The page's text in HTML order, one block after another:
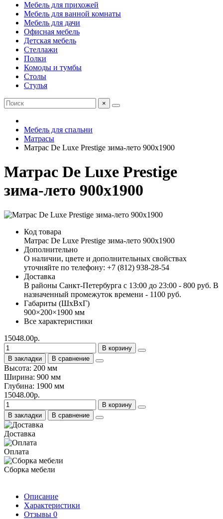
Мебель для прихожей
Мебель для ванной комнаты
Мебель для дачи
Офисная мебель
Детская мебель
Стеллажи
Полки
Комоды и тумбы
Столы
Стулья
×
Мебель для спальни
Матрасы
Матрас De Luxe Prestige зима-лето 900х1900
Матрас De Luxe Prestige
зима-лето 900х1900
Код товара
Матрас De Luxe Prestige зима-лето 900х1900
Дополнительно
О наличии, цвете и дополнительных свойствах
уточняйте по телефону: +7 (812) 938-28-54
Доставка
В районы Санкт-Петербурга с 13:00 до 23:00 - 800 руб. В
назначенный промежуток времени - 1100 руб.
Габариты (ШхВхГ)
900×200×1900 мм
Все характеристики
15048.00р.
В корзину
В закладки
В сравнение
Высота: 200 мм
Ширина: 900 мм
Глубина: 1900 мм
15048.00р.
В корзину
В закладки
В сравнение
Доставка
Оплата
Сборка мебели
Описание
Характеристики
Отзывы 0